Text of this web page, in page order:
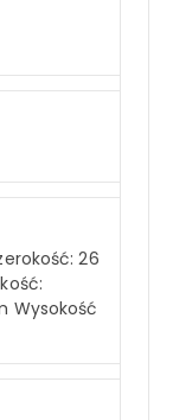
26
Wysokość